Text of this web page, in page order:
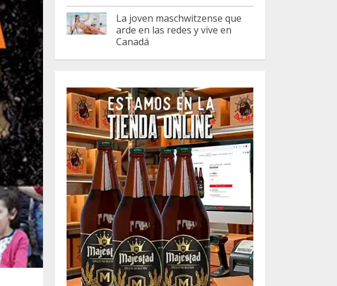
La joven maschwitzense que
arde en las redes y vive en
Canadá